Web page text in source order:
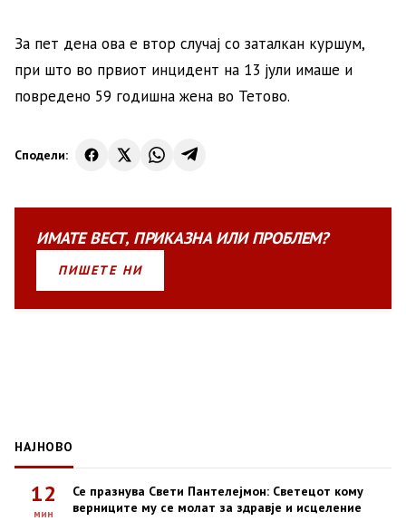
За пет дена ова е втор случај со заталкан куршум,
при што во првиот инцидент на 13 јули имаше и
повредено 59 годишна жена во Тетово.
Сподели:
ИМАТЕВЕСТ, ПРИКАЗНАИЛИПРОБЛЕМ?
ПИШЕТЕ НИ
НАЈНОВО
12
мин
Се празнува Свети Пантелејмон: Светецот кому
верниците му се молат за здравје и исцеление